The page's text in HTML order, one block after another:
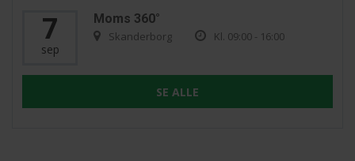
7
sep
Moms 360°
Skanderborg Kl. 09:00 - 16:00
SE ALLE